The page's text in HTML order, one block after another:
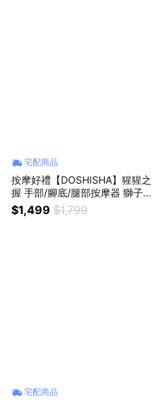
宅配商品
按摩好禮【DOSHISHA】猩猩之
握 手部/腳底/腿部按摩器 獅子
座/獅子座生日/父親節/爸爸禮物/
爸爸生日/父親節送禮/88節/生日
$1,499 $1,799
宅配商品